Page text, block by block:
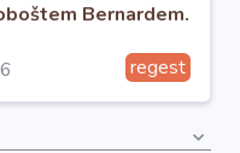
Bernardem.
regest